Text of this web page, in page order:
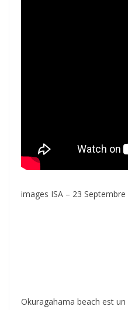
images ISA – 23 Septembre
Okuragahama beach est